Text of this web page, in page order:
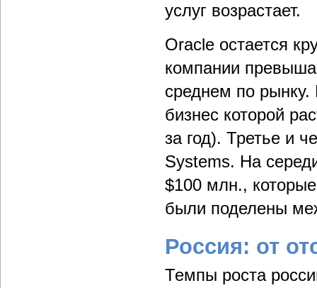
услуг возрастает.
Oracle остается
компании
среднем по
бизнес которой
за год). Третье и
Systems. На
$100 млн.,
были поделены
Россия: от
Темпы роста